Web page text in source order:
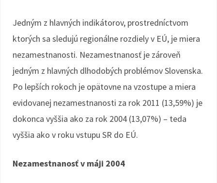
Jedným z hlavných indikátorov, prostredníctvom
ktorých sa sledujú regionálne rozdiely v EÚ, je miera
nezamestnanosti. Nezamestnanosť je zároveň
jedným z hlavných dlhodobých problémov Slovenska.
Po lepších rokoch je opätovne na vzostupe a miera
evidovanej nezamestnanosti za rok 2011 (13,59%) je
dokonca vyššia ako za rok 2004 (13,07%) – teda
vyššia ako v roku vstupu SR do EÚ.
Nezamestnanosť v máji 2004